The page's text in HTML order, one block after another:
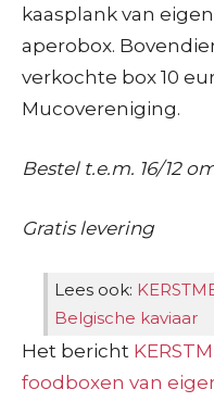
kaasplank van
aperobox.
verkochte box 10
Mucovereniging.
Bestel t.e.m. 16/12
Gratis levering
Lees ook:
Belgische kaviaar
Het bericht
foodboxen van